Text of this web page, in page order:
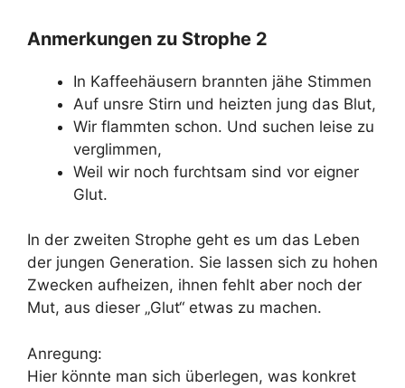
Anmerkungen zu Strophe 2
In Kaffeehäusern brannten jähe Stimmen
Auf unsre Stirn und heizten jung das Blut,
Wir flammten schon. Und suchen leise zu
verglimmen,
Weil wir noch furchtsam sind vor eigner
Glut.
In der zweiten Strophe geht es um das Leben
der jungen Generation. Sie lassen sich zu hohen
Zwecken aufheizen, ihnen fehlt aber noch der
Mut, aus dieser „Glut“ etwas zu machen.
Anregung:
Hier könnte man sich überlegen, was konkret